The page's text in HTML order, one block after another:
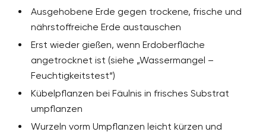
Ausgehobene Erde gegen trockene, frische und
nährstoffreiche Erde austauschen
Erst wieder gießen, wenn Erdoberfläche
angetrocknet ist (siehe „Wassermangel –
Feuchtigkeitstest“)
Kübelpflanzen bei Fäulnis in frisches Substrat
umpflanzen
Wurzeln vorm Umpflanzen leicht kürzen und